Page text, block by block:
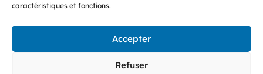
caractéristiques et fonctions.
Accepter
Refuser
Luxembourg
Tél: +352 27 86 68 14
© 2023 GeoConsulting